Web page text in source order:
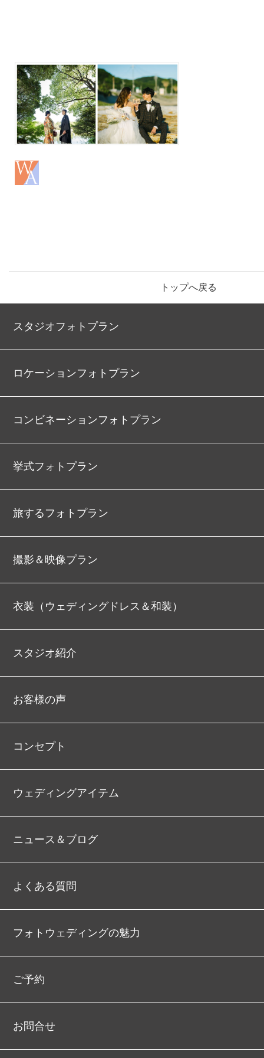
トップへ戻る
スタジオフォトプラン
ロケーションフォトプラン
コンビネーションフォトプラン
挙式フォトプラン
旅するフォトプラン
撮影＆映像プラン
衣装（ウェディングドレス＆和装）
スタジオ紹介
お客様の声
コンセプト
ウェディングアイテム
ニュース＆ブログ
よくある質問
フォトウェディングの魅力
ご予約
お問合せ